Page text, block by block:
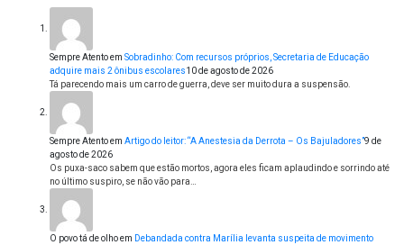
Sempre Atentoem Sobradinho: Com recursos próprios, Secretaria de Educação
adquire mais 2 ônibus escolares10 de agosto de 2026
Tá parecendo mais um carro de guerra, deve ser muito dura a suspensão.
Sempre Atentoem Artigo do leitor: “A Anestesia da Derrota – Os Bajuladores”9 de
agosto de 2026
Os puxa-saco sabem que estão mortos, agora eles ficam aplaudindo e sorrindo até
no último suspiro, se não vão para…
O povo tá de olhoem Debandada contra Marília levanta suspeita de movimento